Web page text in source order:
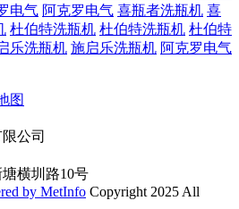
电气 阿克罗电气 喜瓶者洗瓶机 喜
杜伯特洗瓶机 杜伯特洗瓶机 杜伯特
乐洗瓶机 施启乐洗瓶机 阿克罗电气
图
公司
横圳路10号
by MetInfo Copyright 2025 All